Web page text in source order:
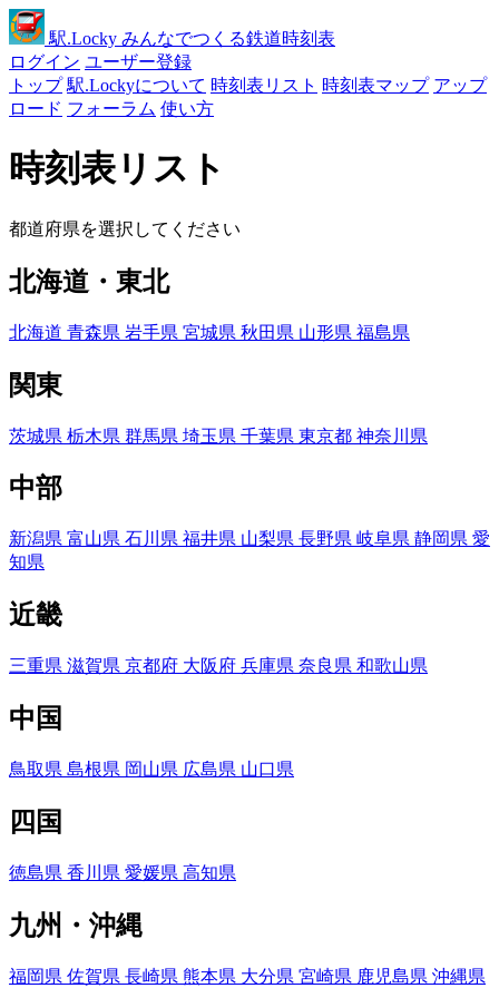
駅.Locky みんなでつくる鉄道時刻表
ログイン ユーザー登録
トップ 駅.Lockyについて 時刻表リスト 時刻表マップ アップ
ロード フォーラム 使い方
時刻表リスト
都道府県を選択してください
北海道・東北
北海道 青森県 岩手県 宮城県 秋田県 山形県 福島県
関東
茨城県 栃木県 群馬県 埼玉県 千葉県 東京都 神奈川県
中部
新潟県 富山県 石川県 福井県 山梨県 長野県 岐阜県 静岡県 愛
知県
近畿
三重県 滋賀県 京都府 大阪府 兵庫県 奈良県 和歌山県
中国
鳥取県 島根県 岡山県 広島県 山口県
四国
徳島県 香川県 愛媛県 高知県
九州・沖縄
福岡県 佐賀県 長崎県 熊本県 大分県 宮崎県 鹿児島県 沖縄県